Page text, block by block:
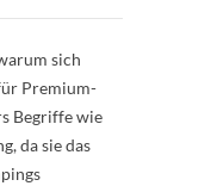
sich
Premium-
Begriffe wie
da sie das